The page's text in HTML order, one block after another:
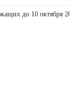
до 10 октября 2026